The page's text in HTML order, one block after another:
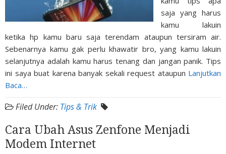
saja yang harus
kamu lakuin
ketika hp kamu baru saja terendam ataupun tersiram air.
Sebenarnya kamu gak perlu khawatir bro, yang kamu lakuin
selanjutnya adalah kamu harus tenang dan jangan panik. Tips
ini saya buat karena banyak sekali request ataupun Lanjutkan
Baca…
Filed Under: Tips & Trik
Cara Ubah Asus Zenfone Menjadi
Modem Internet